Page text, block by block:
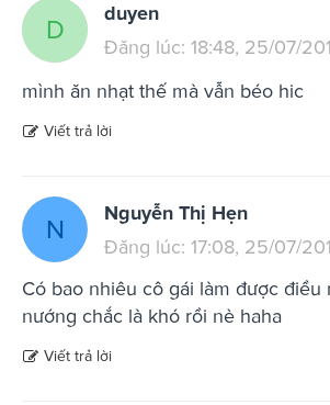
D
duyen
Đăng lúc: 18:48, 25/07/
mình ăn nhạt thế mà vẫn béo hic
Viết trả lời
N
Nguyễn Thị Hẹn
Đăng lúc: 17:08, 25/07/
Có bao nhiêu cô gái làm được điều
nướng chắc là khó rồi nè haha
Viết trả lời